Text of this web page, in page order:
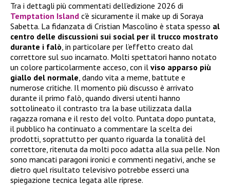
Tra i dettagli più commentati dell’edizione 2026 di
Temptation Island c’è sicuramente il make up di Soraya
Sabetta. La fidanzata di Cristian Mascolino è stata spesso al
centro delle discussioni sui social per il trucco mostrato
durante i falò, in particolare per l’effetto creato dal
correttore sul suo incarnato. Molti spettatori hanno notato
un colore particolarmente acceso, con il viso apparso più
giallo del normale, dando vita a meme, battute e
numerose critiche. Il momento più discusso è arrivato
durante il primo falò, quando diversi utenti hanno
sottolineato il contrasto tra la base utilizzata dalla
ragazza romana e il resto del volto. Puntata dopo puntata,
il pubblico ha continuato a commentare la scelta dei
prodotti, soprattutto per quanto riguarda la tonalità del
correttore, ritenuta da molti poco adatta alla sua pelle. Non
sono mancati paragoni ironici e commenti negativi, anche se
dietro quel risultato televisivo potrebbe esserci una
spiegazione tecnica legata alle riprese.